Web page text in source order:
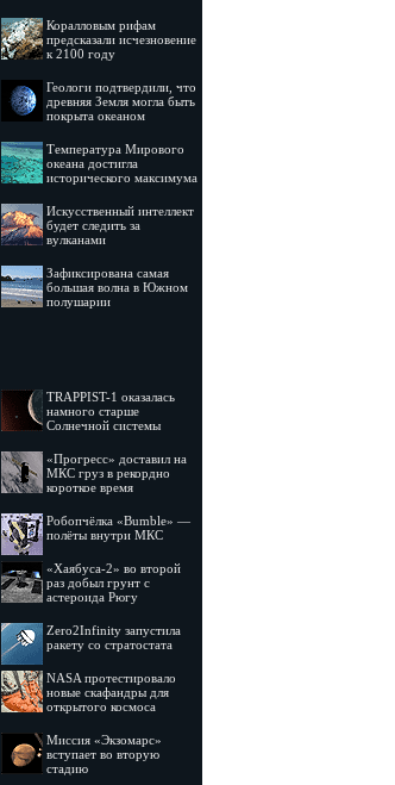
Коралловым рифам
предсказали исчезновение
к 2100 году
Геологи подтвердили, что
древняя Земля могла быть
покрыта океаном
Температура Мирового
океана достигла
исторического максимума
Искусственный интеллект
будет следить за
вулканами
Зафиксирована самая
большая волна в Южном
полушарии
TRAPPIST-1 оказалась
намного старше
Солнечной системы
«Прогресс» доставил на
МКС груз в рекордно
короткое время
Робопчёлка «Bumble» —
полёты внутри МКС
«Хаябуса-2» во второй
раз добыл грунт с
астероида Рюгу
Zero2Infinity запустила
ракету со стратостата
NASA протестировало
новые скафандры для
открытого космоса
Миссия «Экзомарс»
вступает во вторую
стадию